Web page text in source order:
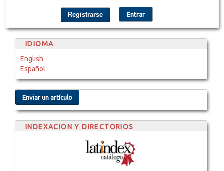
Registrarse Entrar
IDIOMA
English
Español
Enviar un artículo
INDEXACION Y DIRECTORIOS